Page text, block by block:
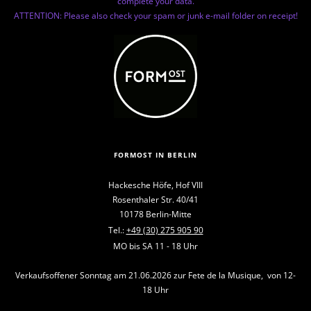
ATTENTION: Please also check your spam or junk e-mail folder on receipt!
FORMOST IN BERLIN
Hackesche Höfe, Hof VIII
Rosenthaler Str. 40/41
10178 Berlin-Mitte
Tel.:+49 (30) 275 905 90
MO bis SA 11 - 18 Uhr
Verkaufsoffener Sonntag am 21.06.2026 zur Fete de la Musique, von 12-
18 Uhr